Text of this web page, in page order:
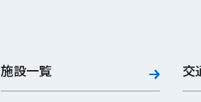
施設一覧 交